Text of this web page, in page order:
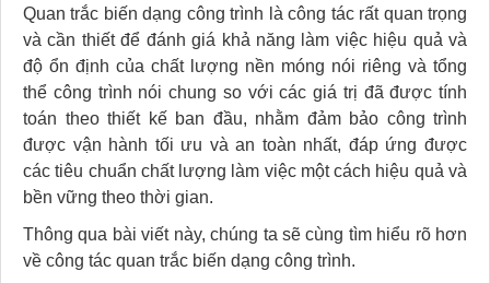
Quan trắc biến dạng công trình là công tác rất quan trọng
và cần thiết để đánh giá khả năng làm việc hiệu quả và
độ ổn định của chất lượng nền móng nói riêng và tổng
thể công trình nói chung so với các giá trị đã được tính
toán theo thiết kế ban đầu, nhằm đảm bảo công trình
được vận hành tối ưu và an toàn nhất, đáp ứng được
các tiêu chuẩn chất lượng làm việc một cách hiệu quả và
bền vững theo thời gian.
Thông qua bài viết này, chúng ta sẽ cùng tìm hiểu rõ hơn
về công tác quan trắc biến dạng công trình.